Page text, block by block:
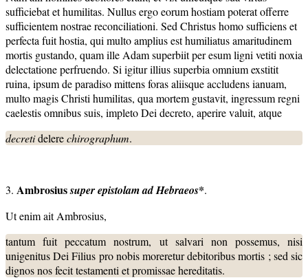
sufficiebat et humilitas. Nullus ergo eorum hostiam poterat offerre
sufficientem nostrae reconciliationi. Sed Christus homo sufficiens et
perfecta fuit hostia, qui multo amplius est humiliatus amaritudinem
mortis gustando, quam ille Adam superbiit per esum ligni vetiti noxia
delectatione perfruendo. Si igitur illius superbia omnium exstitit
ruina, ipsum de paradiso mittens foras aliisque accludens ianuam,
multo magis Christi humilitas, qua mortem gustavit, ingressum regni
caelestis omnibus suis, impleto Dei decreto, aperire valuit, atque
decretidelerechirographum.
3. Ambrosiussuper epistolam ad Hebraeos*.
Ut enim ait Ambrosius,
tantum fuit peccatum nostrum, ut salvari non possemus, nisi
unigenitus Dei Filius pro nobis moreretur debitoribus mortis ; sed sic
dignos nos fecit testamenti et promissae hereditatis.